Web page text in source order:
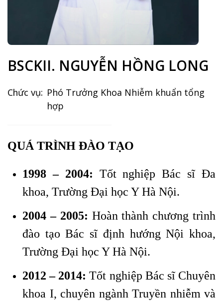
BSCKII. NGUYỄN HỒNG LONG
Chức vụ: Phó Trưởng Khoa Nhiễm khuẩn tổng
hợp
QUÁ TRÌNH ĐÀO TẠO
1998 – 2004: Tốt nghiệp Bác sĩ Đa
khoa, Trường Đại học Y Hà Nội.
2004 – 2005: Hoàn thành chương trình
đào tạo Bác sĩ định hướng Nội khoa,
Trường Đại học Y Hà Nội.
2012 – 2014: Tốt nghiệp Bác sĩ Chuyên
khoa I, chuyên ngành Truyền nhiễm và